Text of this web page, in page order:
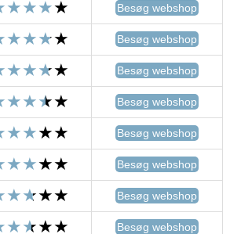
Besøg webshop
Besøg webshop
Besøg webshop
Besøg webshop
Besøg webshop
Besøg webshop
Besøg webshop
Besøg webshop